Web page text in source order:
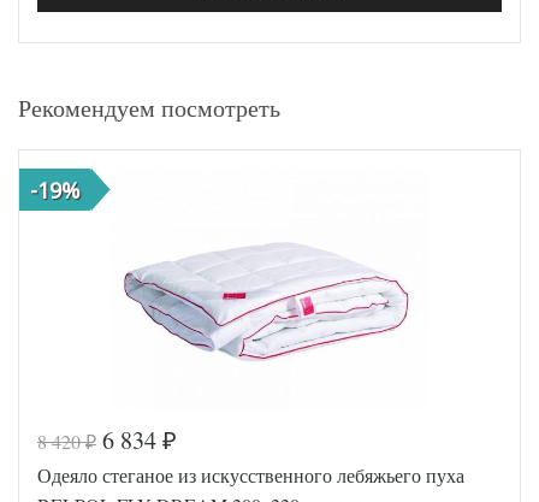
Рекомендуем посмотреть
-19%
8 420₽ 6 834 ₽
Одеяло стеганое из искусственного лебяжьего пуха